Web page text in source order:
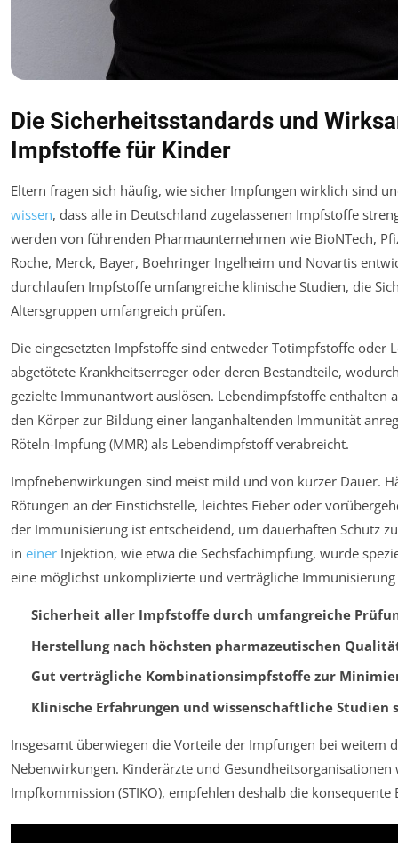
Die Sicherheitsstandards und
Impfstoffe für Kinder
Eltern fragen sich häufig, wie sicher Impfungen wirklich sind
wissen, dass alle in Deutschland zugelassenen Impfstoffe
werden von führenden Pharmaunternehmen wie BioNTech,
Roche, Merck, Bayer, Boehringer Ingelheim und Novartis
durchlaufen Impfstoffe umfangreiche klinische Studien, die
Altersgruppen umfangreich prüfen.
Die eingesetzten Impfstoffe sind entweder Totimpfstoffe oder
abgetötete Krankheitserreger oder deren Bestandteile,
gezielte Immunantwort auslösen. Lebendimpfstoffe enthalten
den Körper zur Bildung einer langanhaltenden Immunität
Röteln-Impfung (MMR) als Lebendimpfstoff verabreicht.
Impfnebenwirkungen sind meist mild und von kurzer Dauer.
Rötungen an der Einstichstelle, leichtes Fieber oder
der Immunisierung ist entscheidend, um dauerhaften Schutz
in einer Injektion, wie etwa die Sechsfachimpfung, wurde
eine möglichst unkomplizierte und verträgliche
Sicherheit aller Impfstoffe durch umfangreiche
Herstellung nach höchsten pharmazeutischen
Gut verträgliche Kombinationsimpfstoffe zur
Klinische Erfahrungen und wissenschaftliche Studien
Insgesamt überwiegen die Vorteile der Impfungen bei weitem
Nebenwirkungen. Kinderärzte und
Impfkommission (STIKO), empfehlen deshalb die